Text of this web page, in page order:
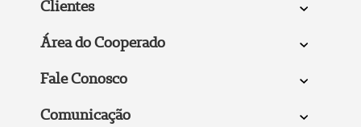
Clientes
Área do Cooperado
Fale Conosco
Comunicação